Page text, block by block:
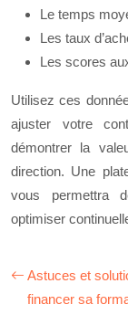
Le temps
Les taux
Les scores
Utilisez ces
ajuster votre
démontrer la
direction. Une
vous permettra
optimiser
Astuces et
financer sa